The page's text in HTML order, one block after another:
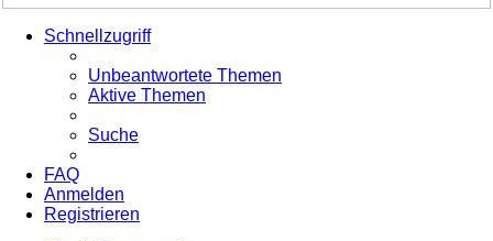
Schnellzugriff
Unbeantwortete Themen
Aktive Themen
Suche
FAQ
Anmelden
Registrieren